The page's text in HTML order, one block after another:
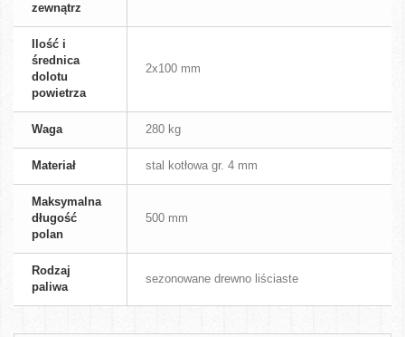
zewnątrz
Ilość i
średnica
dolotu
powietrza
2x100 mm
Waga 280 kg
Materiał stal kotłowa gr. 4 mm
Maksymalna
długość
polan
500 mm
Rodzaj
paliwa
sezonowane drewno liściaste